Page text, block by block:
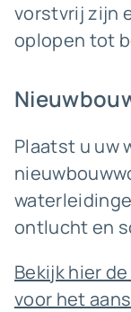
vorstvrij zijn
oplopen tot
Plaatst u uw
ontlucht en
Bekijk hier
voor het